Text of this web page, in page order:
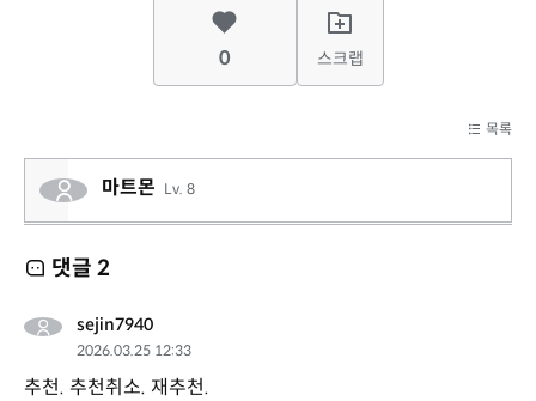
0 스크랩
목록
마트몬 Lv. 8
댓글 2
sejin7940
2026.03.25 12:33
추천. 추천취소. 재추천.